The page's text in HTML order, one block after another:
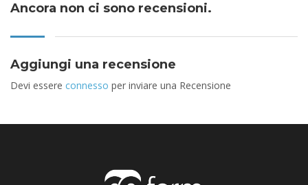
Ancora non ci sono recensioni.
Aggiungi una recensione
Devi essere connesso per inviare una Recensione